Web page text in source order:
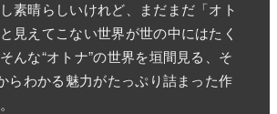
素晴らしいけれど、まだまだ「オト
見えてこない世界が世の中にはたく
んな“オトナ”の世界を垣間見る、そ
らわかる魅力がたっぷり詰まった作